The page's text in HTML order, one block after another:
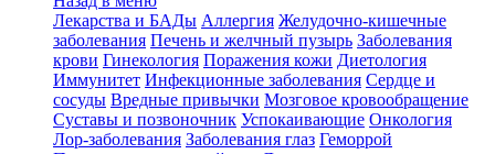
Лекарства и БАДы Аллергия Желудочно-кишечные
заболевания Печень и желчный пузырь Заболевания
крови Гинекология Поражения кожи Диетология
Иммунитет Инфекционные заболевания Сердце и
сосуды Вредные привычки Мозговое кровообращение
Суставы и позвоночник Успокаивающие Онкология
Лор-заболевания Заболевания глаз Геморрой